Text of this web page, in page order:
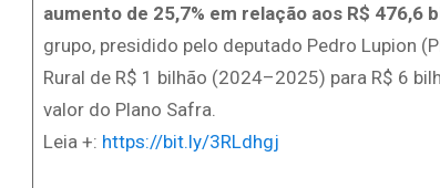
aumento de 25,7% em relação aos R$
grupo, presidido pelo deputado Pedro Lupion
Rural de R$ 1 bilhão (2024–2025) para R$ 6
valor do Plano Safra.
Leia +: https://bit.ly/3RLdhgj